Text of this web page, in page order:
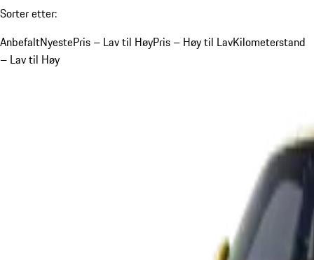
Sorter etter:
AnbefaltNyestePris – Lav til HøyPris – Høy til LavKilometerstand
– Lav til Høy